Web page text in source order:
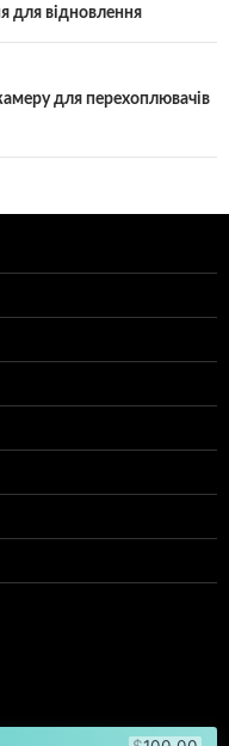
для відновлення
для перехоплювачів